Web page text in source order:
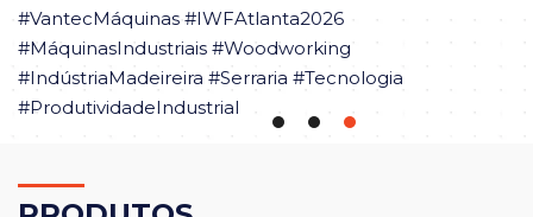
#VantecMáquinas #IWFAtlanta2026
#MáquinasIndustriais #Woodworking
#IndústriaMadeireira #Serraria #Tecnologia
#ProdutividadeIndustrial